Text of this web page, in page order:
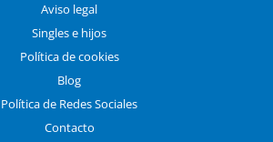
Aviso legal
Singles e hijos
Política de cookies
Blog
Política de Redes Sociales
Contacto